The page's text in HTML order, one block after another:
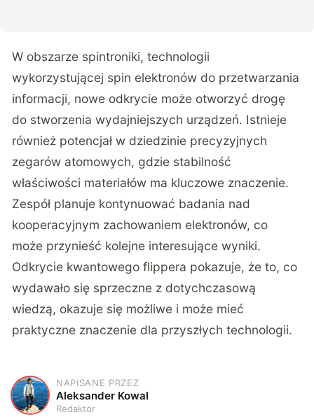
W obszarze spintroniki, technologii
wykorzystującej spin elektronów do przetwarzania
informacji, nowe odkrycie może otworzyć drogę
do stworzenia wydajniejszych urządzeń. Istnieje
również potencjał w dziedzinie precyzyjnych
zegarów atomowych, gdzie stabilność
właściwości materiałów ma kluczowe znaczenie.
Zespół planuje kontynuować badania nad
kooperacyjnym zachowaniem elektronów, co
może przynieść kolejne interesujące wyniki.
Odkrycie kwantowego flippera pokazuje, że to, co
wydawało się sprzeczne z dotychczasową
wiedzą, okazuje się możliwe i może mieć
praktyczne znaczenie dla przyszłych technologii.
A
NAPISANE PRZEZ
Aleksander Kowal
Redaktor